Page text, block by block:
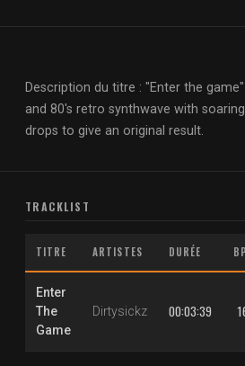
Description du titre : "Enter the
and 80's retro synthwave with
drops to give an original result.
TRACKLIST
TITRE ARTISTES DURÉE
Enter
The
Game
Dirtysickz 00:03:39